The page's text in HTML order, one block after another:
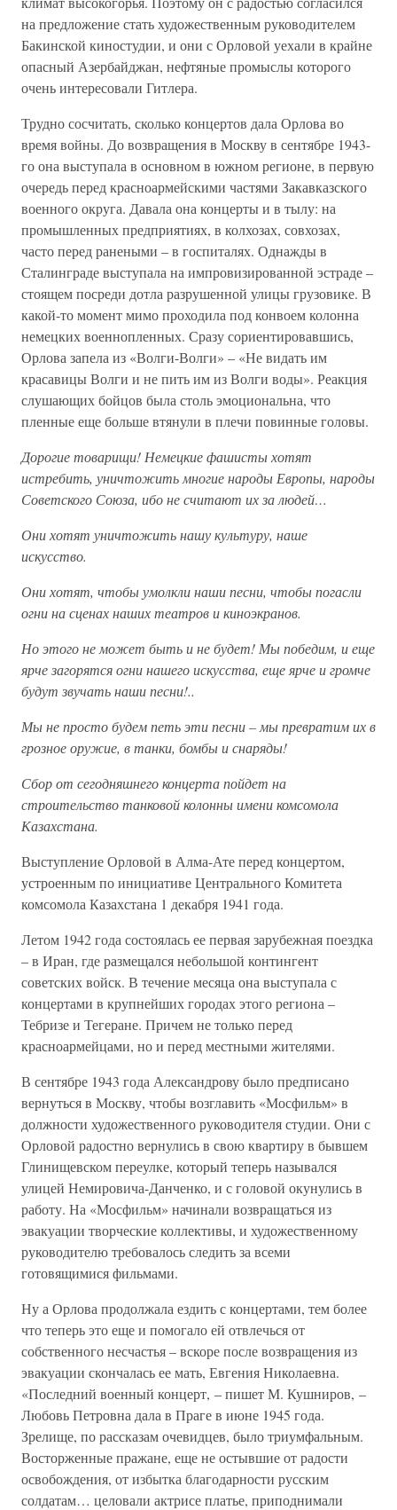
на предложение стать художественным руководителем
Бакинской киностудии, и они с Орловой уехали в крайне
опасный Азербайджан, нефтяные промыслы которого
очень интересовали Гитлера.
Трудно сосчитать, сколько концертов дала Орлова во
время войны. До возвращения в Москву в сентябре 1943-
го она выступала в основном в южном регионе, в первую
очередь перед красноармейскими частями Закавказского
военного округа. Давала она концерты и в тылу: на
промышленных предприятиях, в колхозах, совхозах,
часто перед ранеными – в госпиталях. Однажды в
Сталинграде выступала на импровизированной эстраде –
стоящем посреди дотла разрушенной улицы грузовике. В
какой-то момент мимо проходила под конвоем колонна
немецких военнопленных. Сразу сориентировавшись,
Орлова запела из «Волги-Волги» – «Не видать им
красавицы Волги и не пить им из Волги воды». Реакция
слушающих бойцов была столь эмоциональна, что
пленные еще больше втянули в плечи повинные головы.
Дорогие товарищи! Немецкие фашисты хотят
истребить, уничтожить многие народы Европы, народы
Советского Союза, ибо не считают их за людей…
Они хотят уничтожить нашу культуру, наше
искусство.
Они хотят, чтобы умолкли наши песни, чтобы погасли
огни на сценах наших театров и киноэкранов.
Но этого не может быть и не будет! Мы победим, и еще
ярче загорятся огни нашего искусства, еще ярче и громче
будут звучать наши песни!..
Мы не просто будем петь эти песни – мы превратим их в
грозное оружие, в танки, бомбы и снаряды!
Сбор от сегодняшнего концерта пойдет на
строительство танковой колонны имени комсомола
Казахстана.
Выступление Орловой в Алма-Ате перед концертом,
устроенным по инициативе Центрального Комитета
комсомола Казахстана 1 декабря 1941 года.
Летом 1942 года состоялась ее первая зарубежная поездка
– в Иран, где размещался небольшой контингент
советских войск. В течение месяца она выступала с
концертами в крупнейших городах этого региона –
Тебризе и Тегеране. Причем не только перед
красноармейцами, но и перед местными жителями.
В сентябре 1943 года Александрову было предписано
вернуться в Москву, чтобы возглавить «Мосфильм» в
должности художественного руководителя студии. Они с
Орловой радостно вернулись в свою квартиру в бывшем
Глинищевском переулке, который теперь назывался
улицей Немировича-Данченко, и с головой окунулись в
работу. На «Мосфильм» начинали возвращаться из
эвакуации творческие коллективы, и художественному
руководителю требовалось следить за всеми
готовящимися фильмами.
Ну а Орлова продолжала ездить с концертами, тем более
что теперь это еще и помогало ей отвлечься от
собственного несчастья – вскоре после возвращения из
эвакуации скончалась ее мать, Евгения Николаевна.
«Последний военный концерт, – пишет М. Кушниров, –
Любовь Петровна дала в Праге в июне 1945 года.
Зрелище, по рассказам очевидцев, было триумфальным.
Восторженные пражане, еще не остывшие от радости
освобождения, от избытка благодарности русским
солдатам… целовали актрисе платье, приподнимали